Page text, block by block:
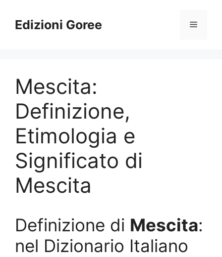
contenuto
Edizioni Goree Menu
Mescita:
Definizione,
Etimologia e
Significato di
Mescita
Definizione di Mescita:
nel Dizionario Italiano